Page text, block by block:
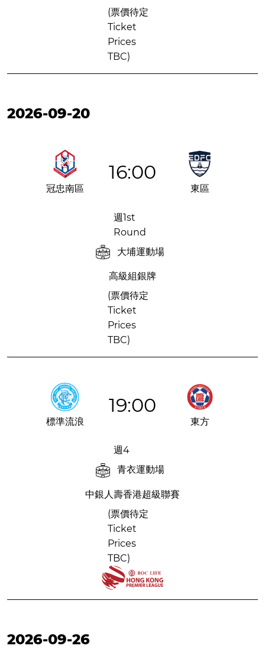
(票價待定
Ticket
Prices
TBC)
2026-09-20
16:00
冠忠南區 東區
週1st
Round
大埔運動場
高級組銀牌
(票價待定
Ticket
Prices
TBC)
19:00
標準流浪 東方
週4
青衣運動場
中銀人壽香港超級聯賽
(票價待定
Ticket
Prices
TBC)
2026-09-26